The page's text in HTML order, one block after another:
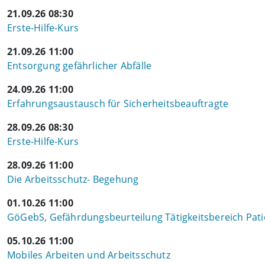
21.09.26 08:30
Erste-Hilfe-Kurs
21.09.26 11:00
Entsorgung gefährlicher Abfälle
24.09.26 11:00
Erfahrungsaustausch für Sicherheitsbeauftragte
28.09.26 08:30
Erste-Hilfe-Kurs
28.09.26 11:00
Die Arbeitsschutz- Begehung
01.10.26 11:00
GöGebS, Gefährdungsbeurteilung Tätigkeitsbereich
05.10.26 11:00
Mobiles Arbeiten und Arbeitsschutz